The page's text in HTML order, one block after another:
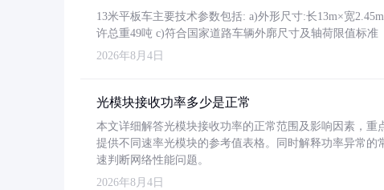
13米平板车主要技术参数包括: a)外形尺寸:长13m×宽
许总重49吨 c)符合国家道路车辆外廓尺寸及轴荷限值标准
2026年8月4日
光模块接收功率多少是正常
本文详细解答光模块接收功率的正常范围及影响因素，
提供不同速率光模块的参考值表格。同时解释功率异常
速判断网络性能问题。
2026年8月4日